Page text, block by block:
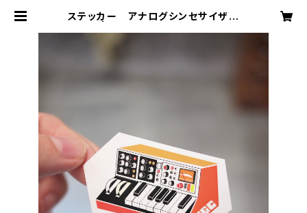
ステッカー アナログシンセサイザー